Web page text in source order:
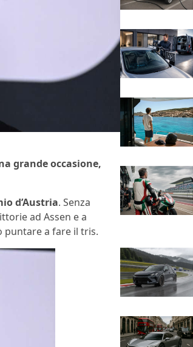
grande occasione,
d’Austria. Senza
ad Assen e a
puntare a fare il tris.